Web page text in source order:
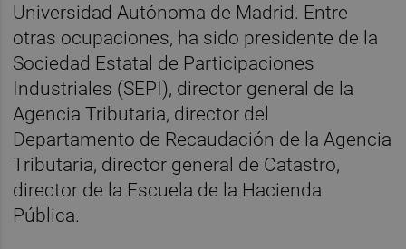
Universidad Autónoma de Madrid. Entre
otras ocupaciones, ha sido presidente de la
Sociedad Estatal de Participaciones
Industriales (SEPI), director general de la
Agencia Tributaria, director del
Departamento de Recaudación de la Agencia
Tributaria, director general de Catastro,
director de la Escuela de la Hacienda
Pública.